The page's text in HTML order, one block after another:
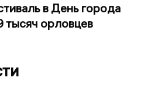
в День города
тысяч орловцев